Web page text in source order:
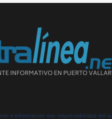
e información son responsabilidad del